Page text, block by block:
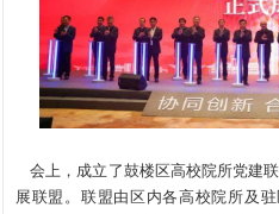
会上，成立了鼓楼区高校院所党建
展联盟。联盟由区内各高校院所及